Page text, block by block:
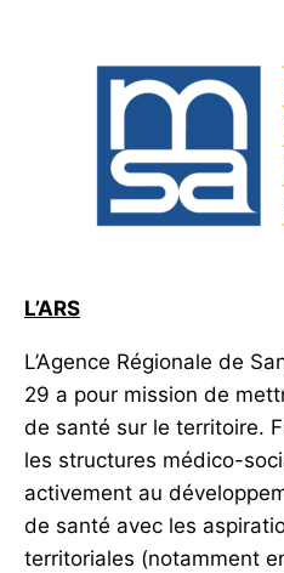
L’ARS
L’Agence Régionale de
29 a pour mission de
de santé sur le territoire.
les structures médico-
activement au
de santé avec les
territoriales (notamment